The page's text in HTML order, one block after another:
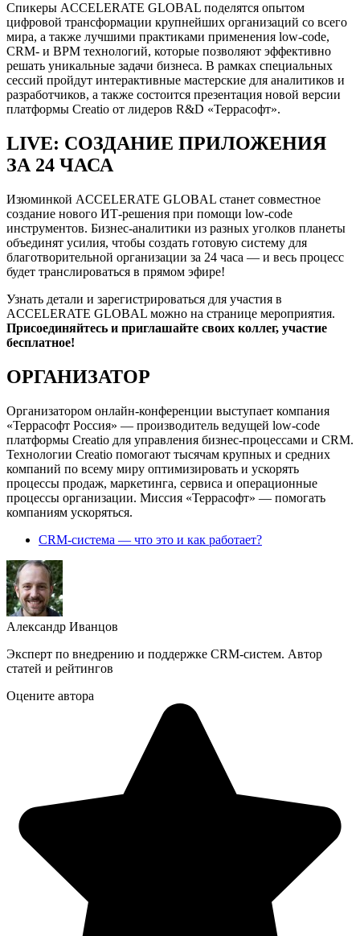
Спикеры ACCELERATE GLOBAL поделятся опытом
цифровой трансформации крупнейших организаций со всего
мира, а также лучшими практиками применения low-code,
CRM- и BPM технологий, которые позволяют эффективно
решать уникальные задачи бизнеса. В рамках специальных
сессий пройдут интерактивные мастерские для аналитиков и
разработчиков, а также состоится презентация новой версии
платформы Creatio от лидеров R&D «Террасофт».
LIVE: СОЗДАНИЕ ПРИЛОЖЕНИЯ
ЗА 24 ЧАСА
Изюминкой ACCELERATE GLOBAL станет совместное
создание нового ИТ-решения при помощи low-code
инструментов. Бизнес-аналитики из разных уголков планеты
объединят усилия, чтобы создать готовую систему для
благотворительной организации за 24 часа — и весь процесс
будет транслироваться в прямом эфире!
Узнать детали и зарегистрироваться для участия в
ACCELERATE GLOBAL можно на странице мероприятия.
Присоединяйтесь и приглашайте своих коллег, участие
бесплатное!
ОРГАНИЗАТОР
Организатором онлайн-конференции выступает компания
«Террасофт Россия» — производитель ведущей low-code
платформы Creatio для управления бизнес-процессами и CRM.
Технологии Creatio помогают тысячам крупных и средних
компаний по всему миру оптимизировать и ускорять
процессы продаж, маркетинга, сервиса и операционные
процессы организации. Миссия «Террасофт» — помогать
компаниям ускоряться.
CRM-система — что это и как работает?
Александр Иванцов
Эксперт по внедрению и поддержке CRM-систем. Автор
статей и рейтингов
Оцените автора